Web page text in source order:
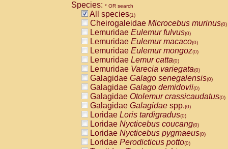
CebidaeCebus capucinus
CebidaeCebus nigrivittatus
CebidaeCebus spp.(0)
CebidaeSaimiri boliviensis(0)
CebidaeSaimiri sciureus(0)
AtelidaeAlouatta caraya(0)
AtelidaeAlouatta fusca(0)
AtelidaeAlouatta seniculus(0)
AtelidaeAlouattaspp.(0)
AtelidaeAteles belzebuth(0)
AtelidaeAteles geoffroyi(0)
AtelidaeAteles paniscus(0)
AtelidaeAtelesspp.(0)
AtelidaeLagothrix lagothricha(0)
AtelidaeLagothrix lagothricha cana
PitheciidaeCacajao calvus
Species: * OR search
All species(1)
Cheirogaleidae Microcebus murinus(0)
Lemuridae Eulemur fulvus(0)
Lemuridae Eulemur macaco(0)
Lemuridae Eulemur mongoz(0)
Lemuridae Lemur catta(0)
Lemuridae Varecia variegata(0)
Galagidae Galago senegalensis(0)
Galagidae Galago demidovii(0)
Galagidae Otolemur crassicaudatus(0)
Galagidae Galagidae spp.(0)
Loridae Loris tardigradus(0)
Loridae Nycticebus coucang(0)
Loridae Nycticebus pygmaeus(0)
Loridae Perodicticus potto(0)